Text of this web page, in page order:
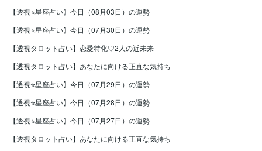
【透視⭐️星座占い】今日（08月03日）の運勢
【透視⭐️星座占い】今日（07月30日）の運勢
【透視タロット占い】恋愛特化♡2人の近未来
【透視タロット占い】あなたに向ける正直な気持ち
【透視⭐️星座占い】今日（07月29日）の運勢
【透視⭐️星座占い】今日（07月28日）の運勢
【透視⭐️星座占い】今日（07月27日）の運勢
【透視タロット占い】あなたに向ける正直な気持ち